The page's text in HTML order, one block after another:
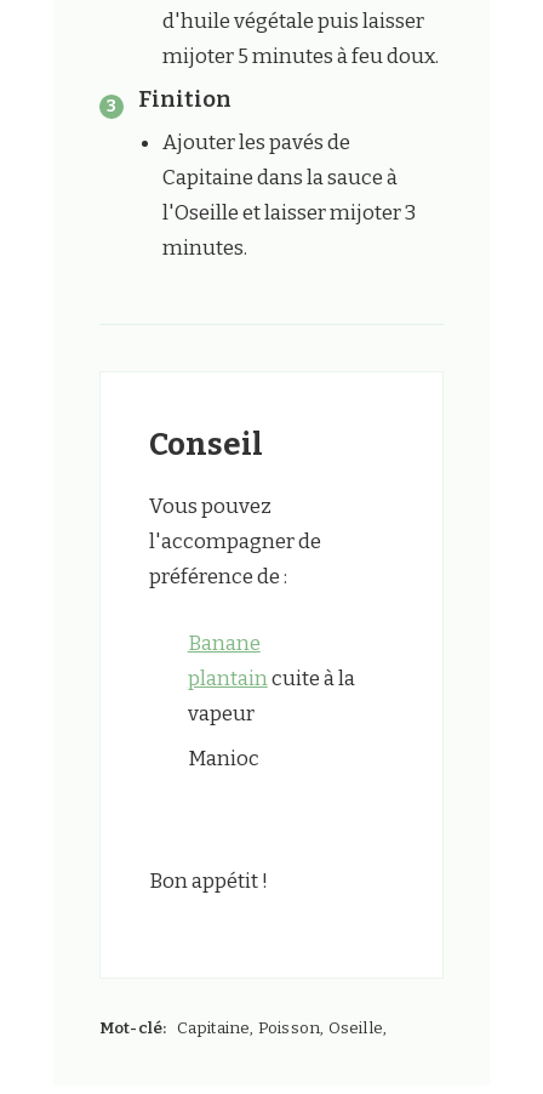
d'huile végétale puis laisser
mijoter 5 minutes à feu doux.
Finition
Ajouter les pavés de
Capitaine dans la sauce à
l'Oseille et laisser mijoter 3
minutes.
Conseil
Vous pouvez
l'accompagner de
préférence de :
Banane
plantaincuite à la
vapeur
Manioc
Bon appétit !
Mot-clé: Capitaine, Poisson, Oseille,